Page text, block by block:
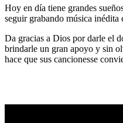
Hoy en día tiene grandes
seguir grabando música inédita
Da gracias a Dios por darle el
brindarle un gran apoyo y sin
hace que sus cancionesse